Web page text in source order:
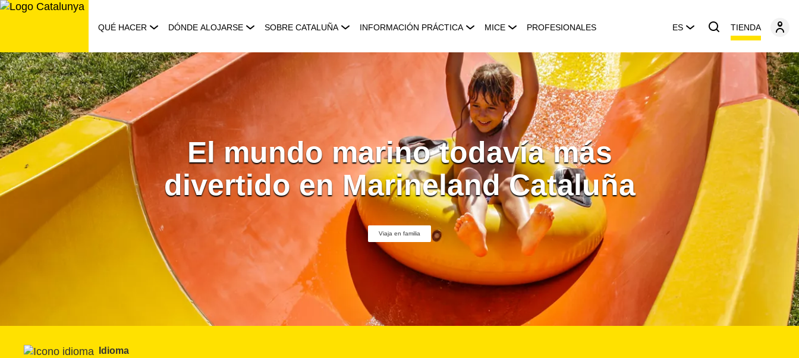
Saltar
QUÉ HACER DÓNDE ALOJARSE SOBRE CATALUÑA INFORMACIÓN PRÁCTICA MICE PROFESIONALES ES TIENDA
El mundo marino todavía más
divertido en Marineland Cataluña
Viaja en familia
Idioma